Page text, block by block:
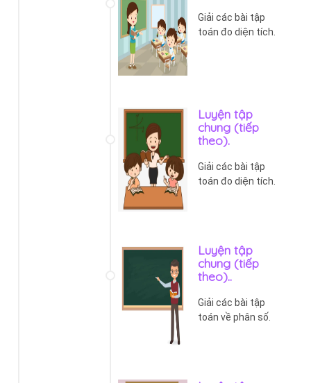
Giải các bài tập
toán đo diện tích.
Luyện tập
chung (tiếp
theo).
Giải các bài tập
toán đo diện tích.
Luyện tập
chung (tiếp
theo)..
Giải các bài tập
toán về phân số.